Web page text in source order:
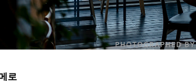
로